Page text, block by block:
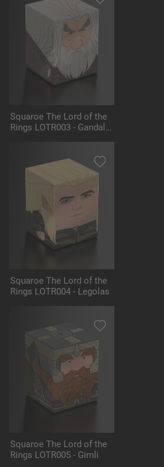
Squaroe The Lord of the
Rings LOTR003 - Gandalf
Squaroe The Lord of the
Rings LOTR004 - Legolas
Squaroe The Lord of the
Rings LOTR005 - Gimli